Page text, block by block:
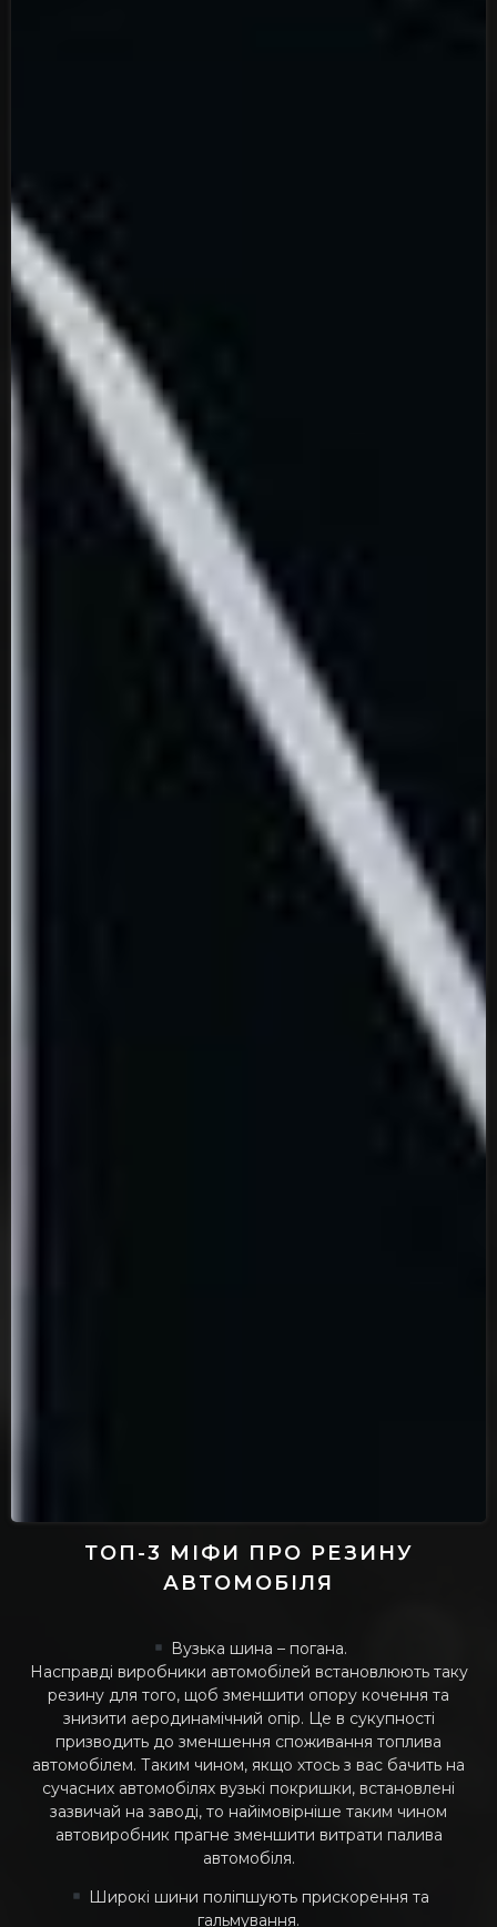
ТОП-3 МІФИ ПРО РЕЗИНУ
АВТОМОБІЛЯ
Вузька шина – погана.
Насправді виробники автомобілей встановлюють таку
резину для того, щоб зменшити опору кочення та
знизити аеродинамічний опір. Це в сукупності
призводить до зменшення споживання топлива
автомобілем. Таким чином, якщо хтось з вас бачить на
сучасних автомобілях вузькі покришки, встановлені
зазвичай на заводі, то найімовірніше таким чином
автовиробник прагне зменшити витрати палива
автомобіля.
Широкі шини поліпшують прискорення та
гальмування.